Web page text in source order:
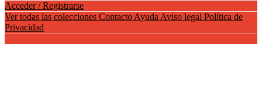
Acceder / Registrarse
Ver todas las colecciones Contacto Ayuda Aviso legal Política de
Privacidad